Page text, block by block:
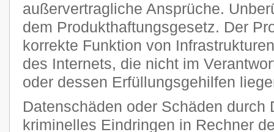
außervertragliche Ansprüche.
dem Produkthaftungsgesetz. Der
korrekte Funktion von
des Internets, die nicht im
oder dessen Erfüllungsgehilfen
Datenschäden oder Schäden durch
kriminelles Eindringen in Rechner